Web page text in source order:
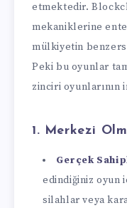
etmektedir.
mekaniklerine
mülkiyetin
Peki bu oyunlar
zinciri
1. Merkezi
Gerçek
edindiğiniz oyun
silahlar veya